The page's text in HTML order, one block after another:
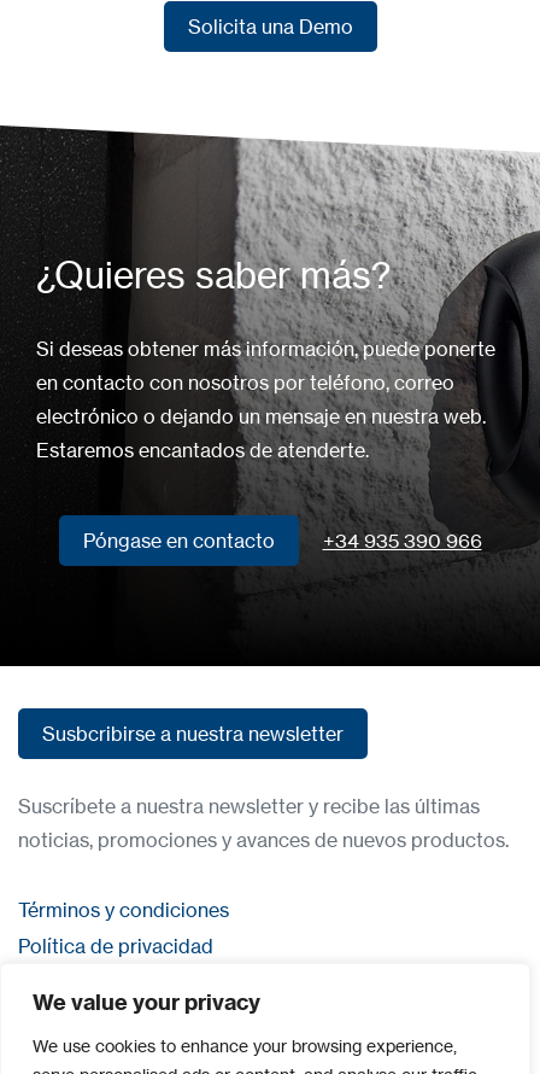
We value your privacy
We use cookies to enhance your browsing experience,
Solicita una Demo
¿Quieres saber más?
Si deseas obtener más información, puede ponerte
en contacto con nosotros por teléfono, correo
electrónico o dejando un mensaje en nuestra web.
Estaremos encantados de atenderte.
Póngase en contacto
Póngase en contacto
+34 935 390 966
Susbcribirse a nuestra newsletter
Suscríbete a nuestra newsletter y recibe las últimas
noticias, promociones y avances de nuevos productos.
Términos y condiciones
Política de privacidad
Iniciar sesión